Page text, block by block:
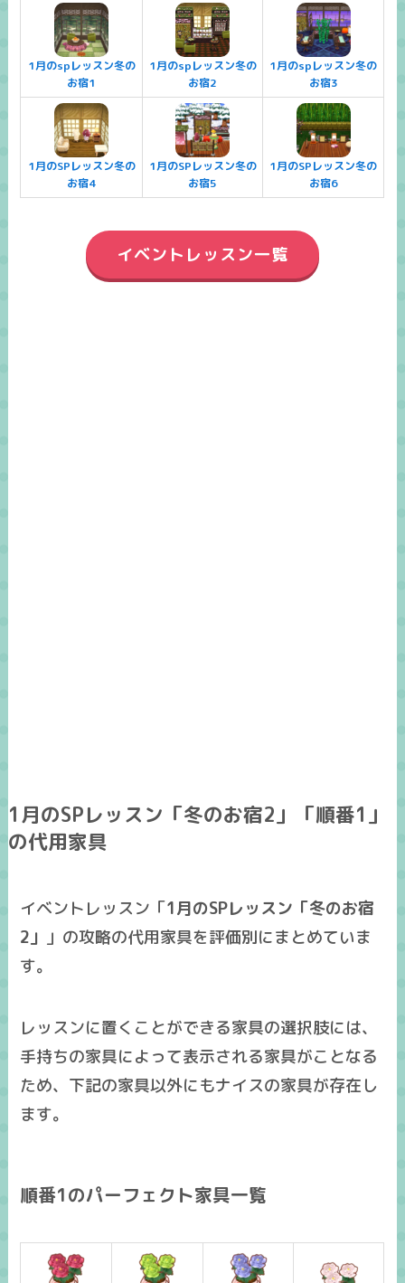
1月のspレッスン冬の
お宿1
1月のspレッスン冬の
お宿2
1月のspレッスン冬の
お宿3
1月のSPレッスン冬の
お宿4
1月のSPレッスン冬の
お宿5
1月のSPレッスン冬の
お宿6
イベントレッスン一覧
1月のSPレッスン「冬のお宿2」「順番1」
の代用家具
イベントレッスン「1月のSPレッスン「冬のお宿
2」 」の攻略の代用家具を評価別にまとめていま
す。
レッスンに置くことができる家具の選択肢には、
手持ちの家具によって表示される家具がことなる
ため、下記の家具以外にもナイスの家具が存在し
ます。
順番1のパーフェクト家具一覧